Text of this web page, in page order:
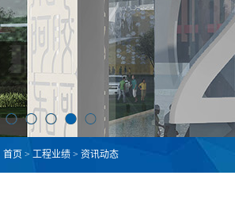
首页 > 工程业绩 > 资讯动态